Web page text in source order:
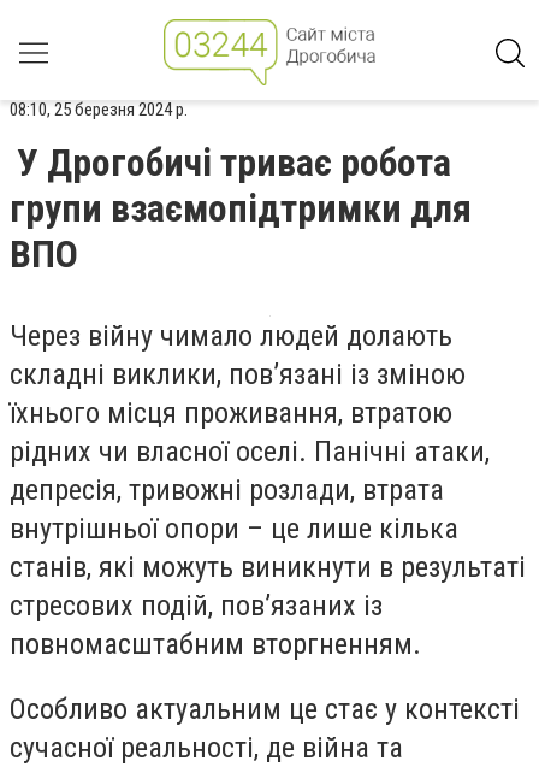
08:10, 25 березня 2024 р.
У Дрогобичі триває робота
групи взаємопідтримки для
ВПО
Через війну чимало людей долають
складні виклики, пов’язані із зміною
їхнього місця проживання, втратою
рідних чи власної оселі. Панічні атаки,
депресія, тривожні розлади, втрата
внутрішньої опори – це лише кілька
станів, які можуть виникнути в результаті
стресових подій, пов’язаних із
повномасштабним вторгненням.
Особливо актуальним це стає у контексті
сучасної реальності, де війна та